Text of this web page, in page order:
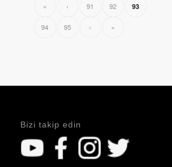
« ‹ 91 92 93
94 95 › »
Bizi takip edin